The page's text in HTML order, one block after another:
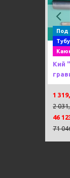
Под
Кий
1
2
46
71